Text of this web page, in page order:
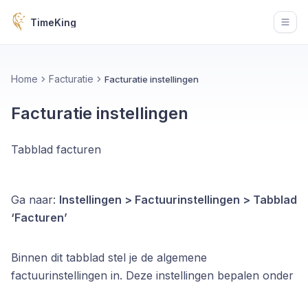
TimeKing
Home Facturatie Facturatie instellingen
Facturatie instellingen
Tabblad facturen
Ga naar: Instellingen > Factuurinstellingen > Tabblad
‘Facturen’
Binnen dit tabblad stel je de algemene
factuurinstellingen in. Deze instellingen bepalen onder